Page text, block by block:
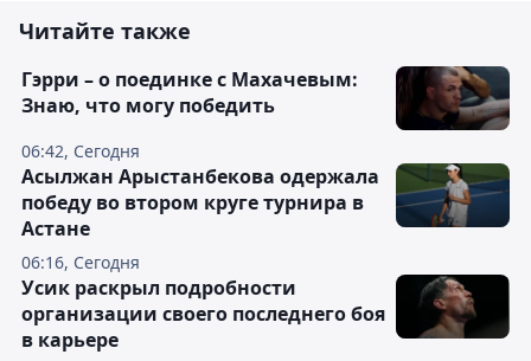
Читайте также
06:42, Сегодня
Гэрри – о поединке с Махачевым:
Знаю, что могу победить
06:16, Сегодня
Асылжан Арыстанбекова одержала
победу во втором круге турнира в
Астане
Усик раскрыл подробности
организации своего последнего боя
в карьере